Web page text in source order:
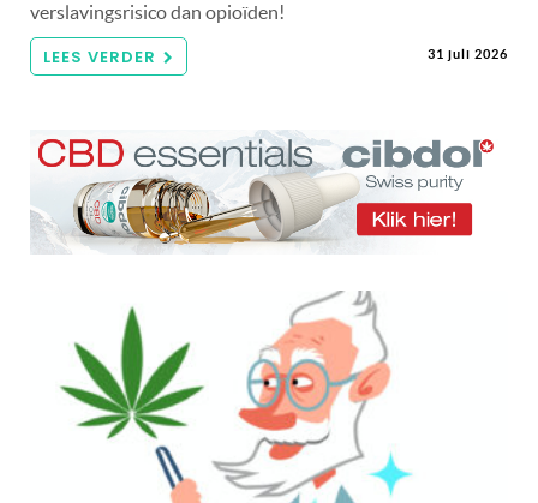
verslavingsrisico dan opioïden!
LEES VERDER 31 juli 2026